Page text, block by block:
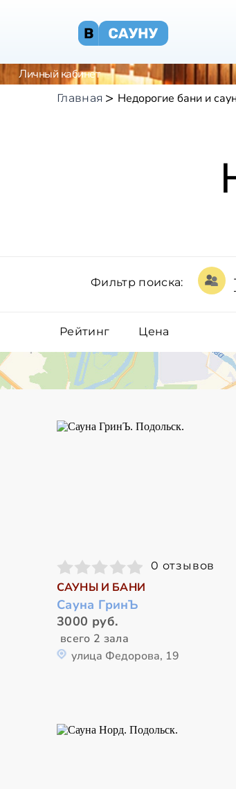
Личный кабинет
Главная Недорогие бани и
Фильтр поиска:
Рейтинг Цена
0 отзывов
САУНЫ И БАНИ
Сауна ГринЪ
3000 руб.
всего 2 зала
улица Федорова, 19